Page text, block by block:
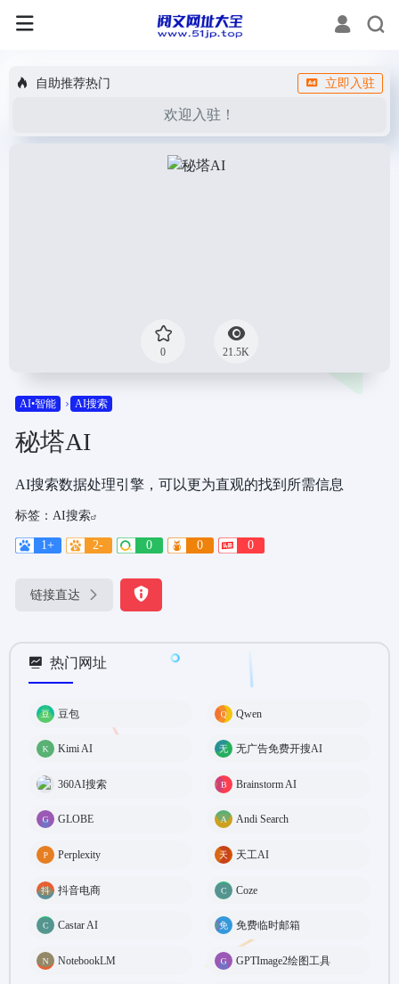
自助推荐热门 立即入驻
欢迎入驻！
0 21.5K
AI•智能 AI搜索
秘塔AI
AI搜索数据处理引擎，可以更为直观的找到所需信息
标签： AI搜索
1+ 2- 0 0 0
链接直达
热门网址
豆包 Qwen
Kimi AI 无广告免费开搜AI
360AI搜索 Brainstorm AI
GLOBE Andi Search
Perplexity 天工AI
抖音电商 Coze
Castar AI 免费临时邮箱
NotebookLM GPTImage2绘图工具